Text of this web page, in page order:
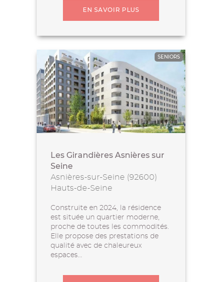
EN SAVOIR PLUS
SENIORS
Les Girandières Asnières sur
Seine
Asnières-sur-Seine (92600)
Hauts-de-Seine
Construite en 2024, la résidence
est située un quartier moderne,
proche de toutes les commodités.
Elle propose des prestations de
qualité avec de chaleureux
espaces...